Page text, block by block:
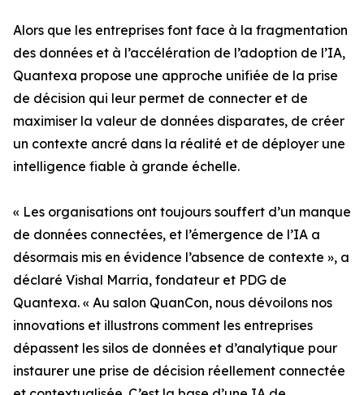
Alors que les entreprises font face à la fragmentation
des données et à l’accélération de l’adoption de l’IA,
Quantexa propose une approche unifiée de la prise
de décision qui leur permet de connecter et de
maximiser la valeur de données disparates, de créer
un contexte ancré dans la réalité et de déployer une
intelligence fiable à grande échelle.
« Les organisations ont toujours souffert d’un manque
de données connectées, et l’émergence de l’IA a
désormais mis en évidence l’absence de contexte », a
déclaré Vishal Marria, fondateur et PDG de
Quantexa. « Au salon QuanCon, nous dévoilons nos
innovations et illustrons comment les entreprises
dépassent les silos de données et d’analytique pour
instaurer une prise de décision réellement connectée